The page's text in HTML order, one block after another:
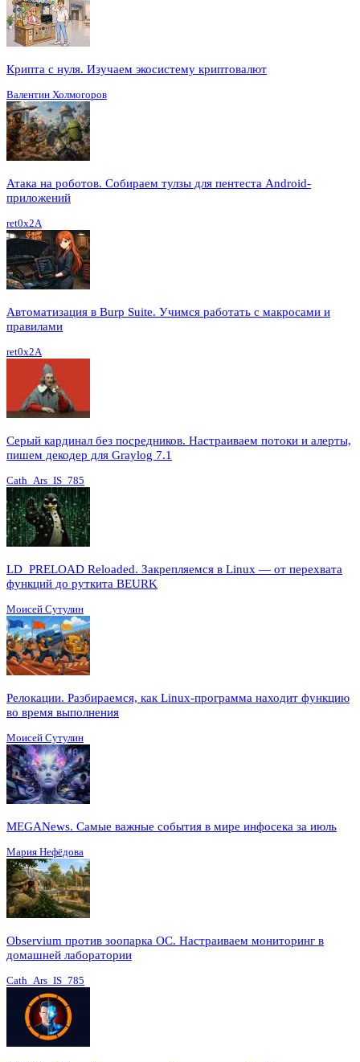
Крипта с нуля. Изучаем экосистему криптовалют
Валентин Холмогоров
Атака на роботов. Собираем тулзы для пентеста Android-
приложений
ret0x2A
Автоматизация в Burp Suite. Учимся работать с макросами и
правилами
ret0x2A
Серый кардинал без посредников. Настраиваем потоки и алерты,
пишем декодер для Graylog 7.1
Cath_Ars_IS_785
LD_PRELOAD Reloaded. Закрепляемся в Linux — от перехвата
функций до руткита BEURK
Моисей Сутулин
Релокации. Разбираемся, как Linux-программа находит функцию
во время выполнения
Моисей Сутулин
MEGANews. Cамые важные события в мире инфосека за июль
Мария Нефёдова
Observium против зоопарка ОС. Настраиваем мониторинг в
домашней лаборатории
Cath_Ars_IS_785